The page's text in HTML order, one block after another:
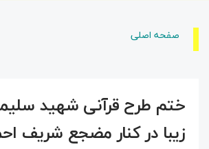
صفحه اصلی
ختم طرح قرآنی شهید
زیبا در کنار مضجع شریف